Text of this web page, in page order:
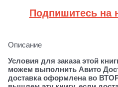
Подпишитесь на
Описание
Условия для заказа этой
можем выполнить Авито
доставка оформлена во